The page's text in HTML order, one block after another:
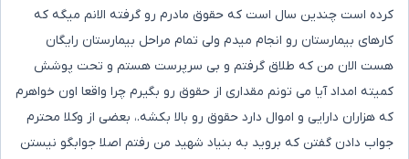
کرده است چندین سال است که حقوق مادرم رو گرفته الانم میگه که
کارهای بیمارستان رو انجام میدم ولی تمام مراحل بیمارستان رایگان
هست الان من که طلاق گرفتم و بی سرپرست هستم و تحت پوشش
کمیته امداد آیا می تونم مقداری از حقوق رو بگیرم چرا واقعا اون خواهرم
که هزاران دارایی و اموال دارد حقوق رو بالا بکشه.، بعضی از وکلا محترم
جواب دادن گفتن که بروید به بنیاد شهید من رفتم اصلا جوابگو نیستن